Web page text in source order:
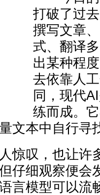
打破了过
撰写文章
式、翻译
出某种程
去依靠人
同，现代
练而成。
文本中自行寻
叹，也让许
仔细观察便会
言模型可以流